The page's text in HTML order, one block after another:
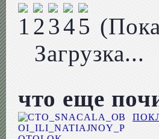
Загрузка...
что еще